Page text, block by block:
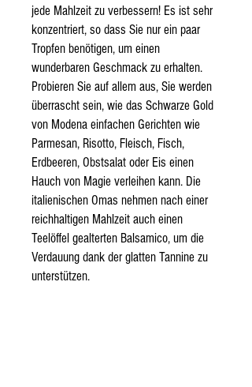
jede Mahlzeit zu verbessern! Es ist sehr
konzentriert, so dass Sie nur ein paar
Tropfen benötigen, um einen
wunderbaren Geschmack zu erhalten.
Probieren Sie auf allem aus, Sie werden
überrascht sein, wie das Schwarze Gold
von Modena einfachen Gerichten wie
Parmesan, Risotto, Fleisch, Fisch,
Erdbeeren, Obstsalat oder Eis einen
Hauch von Magie verleihen kann. Die
italienischen Omas nehmen nach einer
reichhaltigen Mahlzeit auch einen
Teelöffel gealterten Balsamico, um die
Verdauung dank der glatten Tannine zu
unterstützen.